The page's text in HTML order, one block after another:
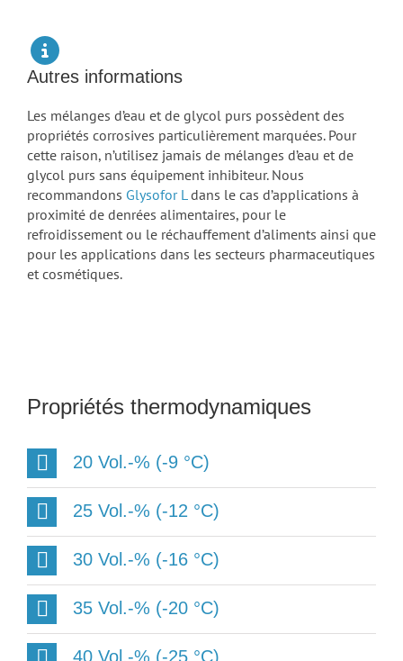
Autres informations
Les mélanges d’eau et de glycol purs possèdent des
propriétés corrosives particulièrement marquées. Pour
cette raison, n’utilisez jamais de mélanges d’eau et de
glycol purs sans équipement inhibiteur. Nous
recommandons Glysofor L dans le cas d’applications à
proximité de denrées alimentaires, pour le
refroidissement ou le réchauffement d’aliments ainsi que
pour les applications dans les secteurs pharmaceutiques
et cosmétiques.
Propriétés thermodynamiques
20 Vol.-% (-9 °C)
25 Vol.-% (-12 °C)
30 Vol.-% (-16 °C)
35 Vol.-% (-20 °C)
40 Vol.-% (-25 °C)